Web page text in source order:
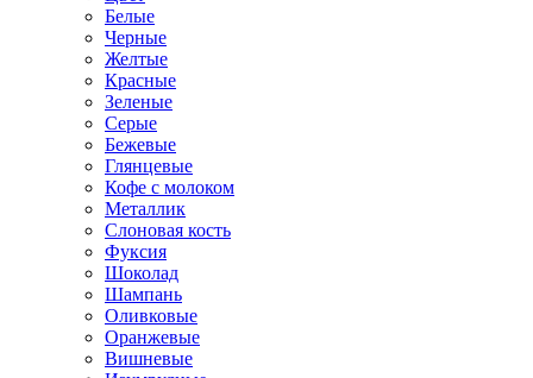
Белые
Черные
Желтые
Красные
Зеленые
Серые
Бежевые
Глянцевые
Кофе с молоком
Металлик
Слоновая кость
Фуксия
Шоколад
Шампань
Оливковые
Оранжевые
Вишневые